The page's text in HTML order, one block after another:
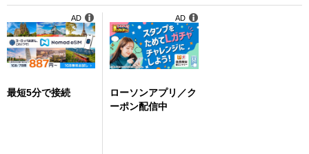
各店では1月25日か
ら順次開催
最短5分で接続
AD
ローソンアプリ／ク
ーポン配信中
AD